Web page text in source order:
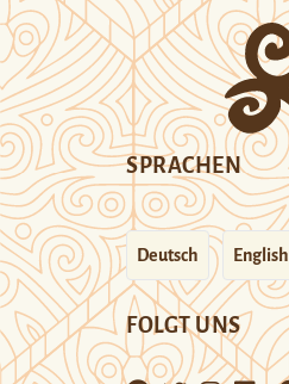
SPRACHEN
Deutsch English
FOLGT UNS